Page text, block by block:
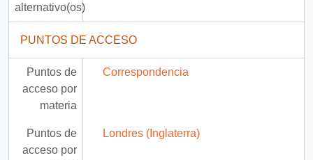
alternativo(os)
PUNTOS DE ACCESO
Puntos de
acceso por
materia
Correspondencia
Puntos de
acceso por
Londres (Inglaterra)